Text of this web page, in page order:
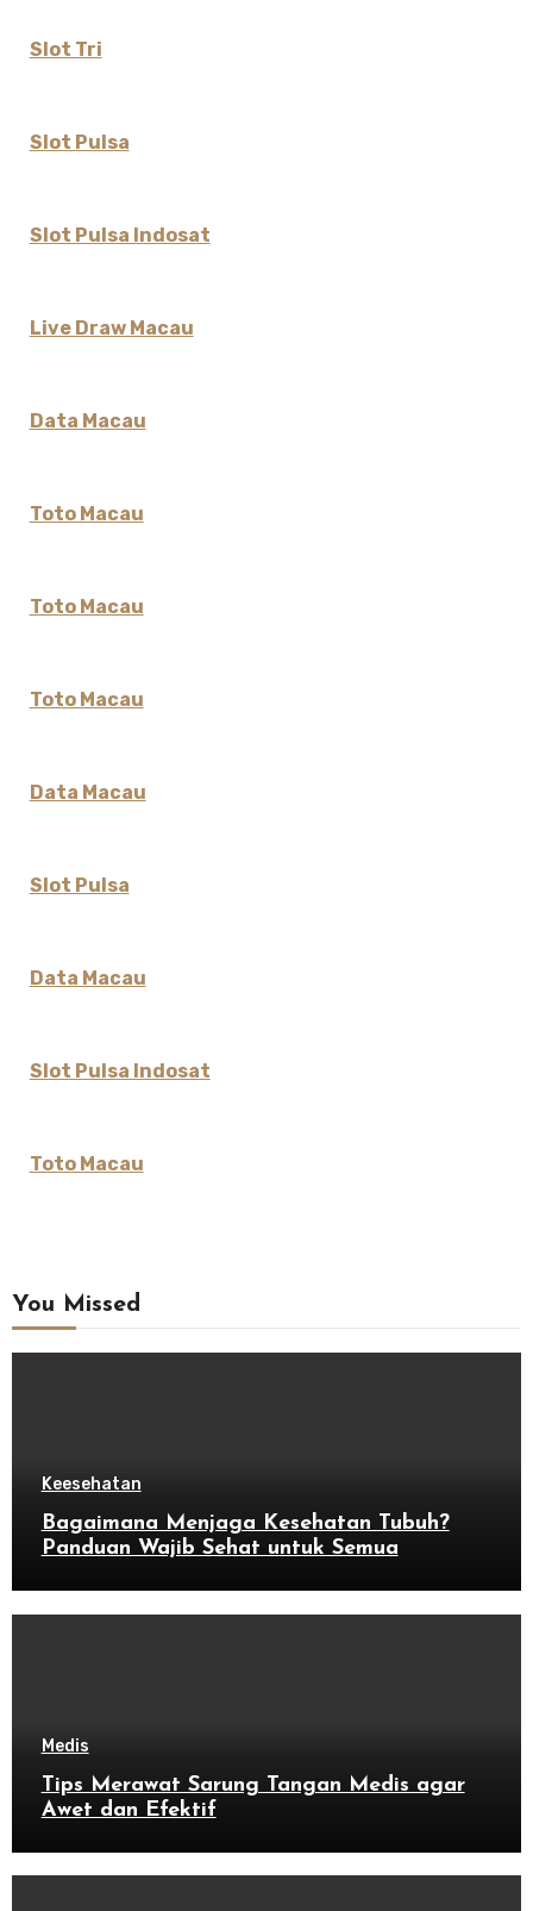
Slot Tri
Slot Pulsa
Slot Pulsa Indosat
Live Draw Macau
Data Macau
Toto Macau
Toto Macau
Toto Macau
Data Macau
Slot Pulsa
Data Macau
Slot Pulsa Indosat
Toto Macau
You Missed
Keesehatan
Bagaimana Menjaga Kesehatan Tubuh?
Panduan Wajib Sehat untuk Semua
Medis
Tips Merawat Sarung Tangan Medis agar
Awet dan Efektif